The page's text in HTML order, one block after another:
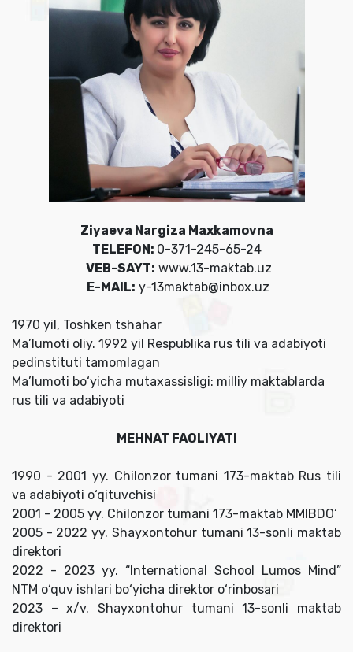
Ziyaeva Nargiza Maxkamovna
TELEFON: 0-371-245-65-24
VEB-SAYT: www.13-maktab.uz
E-MAIL: y-13maktab@inbox.uz
1970 yil, Toshken tshahar
Ma’lumoti oliy. 1992 yil Respublika rus tili va adabiyoti
pedinstituti tamomlagan
Ma’lumoti bo‘yicha mutaxassisligi: milliy maktablarda
rus tili va adabiyoti
MЕHNAT FAOLIYATI
1990 - 2001 yy. Chilonzor tumani 173-maktab Rus tili
va adabiyoti o‘qituvchisi
2001 - 2005 yy. Chilonzor tumani 173-maktab MMIBDO‘
2005 - 2022 yy. Shayxontohur tumani 13-sonli maktab
direktori
2022 - 2023 yy. “International School Lumos Mind”
NTM o‘quv ishlari bo‘yicha direktor o‘rinbosari
2023 – x/v. Shayxontohur tumani 13-sonli maktab
direktori